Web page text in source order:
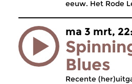
eeuw. Het Rode
ma 3 mrt,
Blues
Recente